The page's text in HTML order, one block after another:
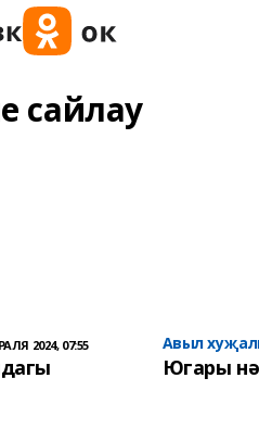
сайлау
2024, 07:55 Авыл
Югары